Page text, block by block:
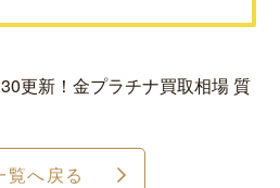
更新！金プラチナ買取相場 質
覧へ戻る